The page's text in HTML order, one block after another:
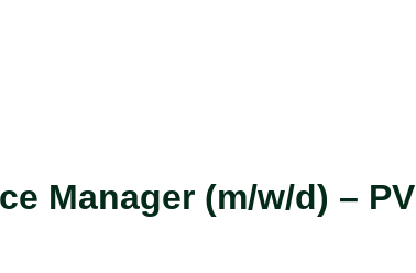
Manager (m/w/d) – PV